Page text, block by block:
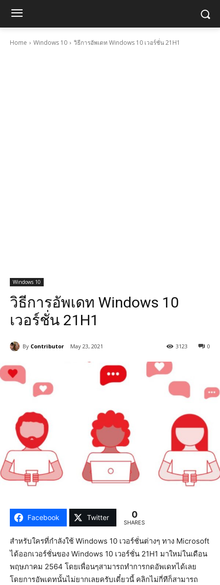
Home Windows 10 วิธีการอัพเดท Windows 10 เวอร์ชั่น 21H1
Windows 10
วิธีการอัพเดท Windows 10
เวอร์ชั่น 21H1
By Contributor May 23, 2021 0
3123
Facebook Twitter 0
SHARES
สำหรับใครที่กำลังใช้ Windows 10 เวอร์ชั่นต่างๆ ทาง Microsoft
ได้ออกเวอร์ชั่นของ Windows 10 เวอร์ชั่น 21H1 มาใหม่ในเดือน
พฤษภาคม 2564 โดยเพื่อนๆสามารถทำการกดอัพเดทได้เลย
โดยการอัพเดทนั้นไม่ยากเลยครับเดี๋ยวนี้ คลิกไม่กี่ทีก็สามารถ